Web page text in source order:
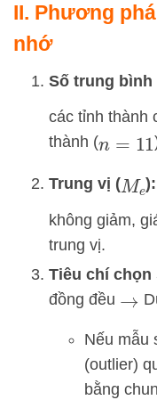
II. Phương
nhớ
Số trung bình
các tỉnh thành
thành (n=11
Trung vị (Me):
không giảm,
trung vị.
Tiêu chí chọn
đồng đều →
Nếu mẫu
(outlier)
bằng